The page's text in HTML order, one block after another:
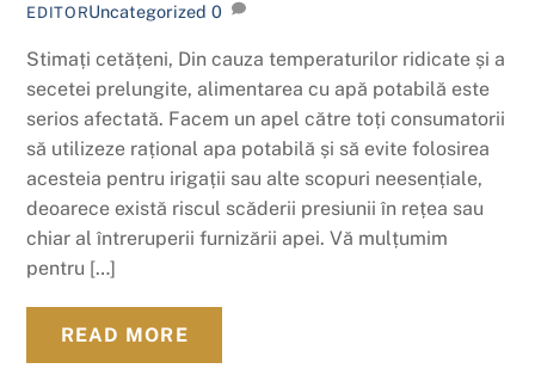
EDITORUncategorized 0
Stimați cetățeni, Din cauza temperaturilor ridicate și a
secetei prelungite, alimentarea cu apă potabilă este
serios afectată. Facem un apel către toți consumatorii
să utilizeze rațional apa potabilă și să evite folosirea
acesteia pentru irigații sau alte scopuri neesențiale,
deoarece există riscul scăderii presiunii în rețea sau
chiar al întreruperii furnizării apei. Vă mulțumim
pentru […]
READ MORE